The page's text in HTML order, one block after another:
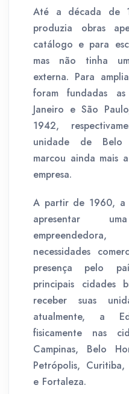
Até a década de
produzia obras
catálogo e para
mas não tinha
externa. Para
foram fundadas
Janeiro e São
1942,
unidade de Belo
marcou ainda mais
empresa.
A partir de 1960, a
apresentar
necessidades
presença pelo
principais cidades
receber suas
atualmente, a
fisicamente nas
Campinas, Belo
Petrópolis,
e Fortaleza.